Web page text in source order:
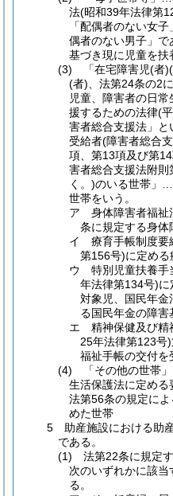
法(昭和39年法律第
「配偶者のない女
偶者のない男子」で
基づき現に児童を
(3) 「在宅障害児(者)(
(者)、法第24条の2
児童、障害者の日
援するための法律(
害者総合支援法」
受給者(障害者総合
項、第13項及び第
害者総合支援法附
く。)のいる世帯」
世帯をいう。
ア 身体障害者福祉
条に規定する身
イ 療育手帳制度要
第156号)に定め
ウ 特別児童扶養手
年法律第134号)
対象児、国民年
る国民年金の障
エ 精神保健及び精
25年法律第123号
福祉手帳の交付を
(4) 「その他の世帯
生活保護法に定める
法第56条の規定に
めた世帯
5 助産施設における助
である。
(1) 法第22条に規定す
次のいずれかに該
る。